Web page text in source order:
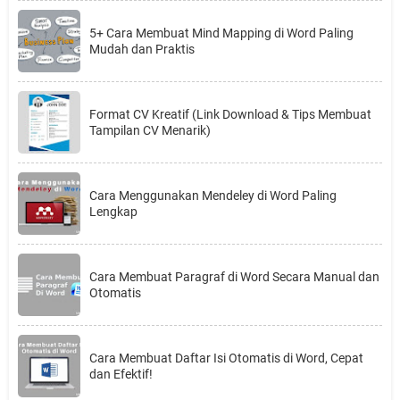
5+ Cara Membuat Mind Mapping di Word Paling
Mudah dan Praktis
Format CV Kreatif (Link Download & Tips Membuat
Tampilan CV Menarik)
Cara Menggunakan Mendeley di Word Paling
Lengkap
Cara Membuat Paragraf di Word Secara Manual dan
Otomatis
Cara Membuat Daftar Isi Otomatis di Word, Cepat
dan Efektif!